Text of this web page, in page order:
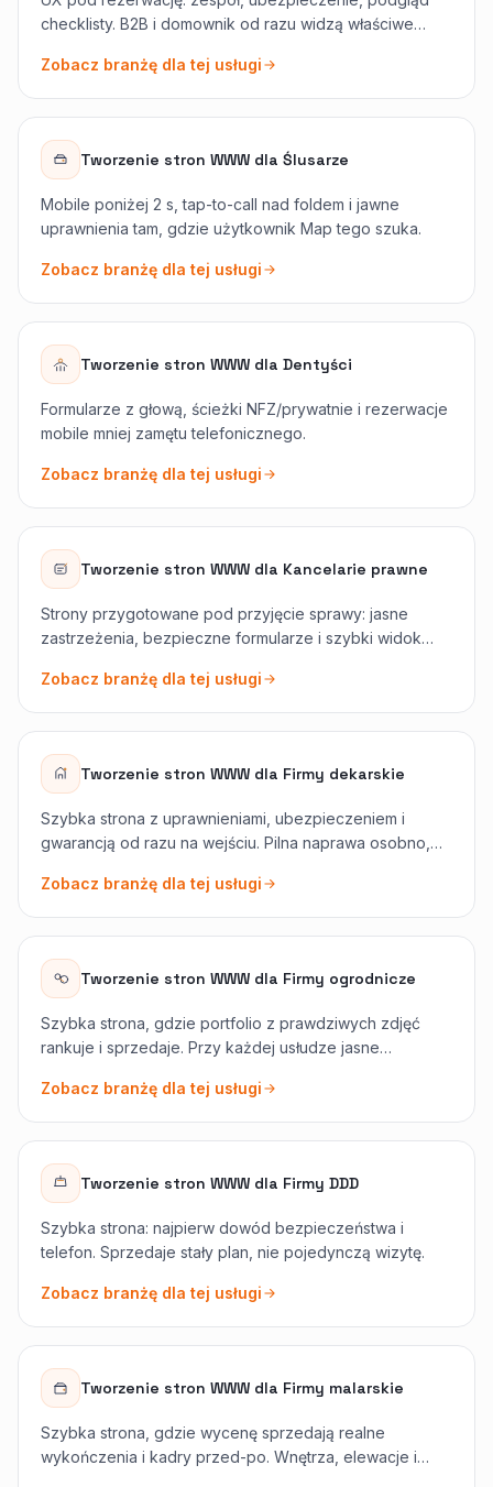
checklisty. B2B i domownik od razu widzą właściwe
Zobacz branżę dla tej usługi
Tworzenie stron WWW dla Ślusarze
Mobile poniżej 2 s, tap-to-call nad foldem i jawne
uprawnienia tam, gdzie użytkownik Map tego szuka.
Zobacz branżę dla tej usługi
Tworzenie stron WWW dla Dentyści
Formularze z głową, ścieżki NFZ/prywatnie i rezerwacje
mobile mniej zamętu telefonicznego.
Zobacz branżę dla tej usługi
Tworzenie stron WWW dla Kancelarie prawne
Strony przygotowane pod przyjęcie sprawy: jasne
zastrzeżenia, bezpieczne formularze i szybki widok
Zobacz branżę dla tej usługi
Tworzenie stron WWW dla Firmy dekarskie
Szybka strona z uprawnieniami, ubezpieczeniem i
gwarancją od razu na wejściu. Pilna naprawa osobno,
Zobacz branżę dla tej usługi
Tworzenie stron WWW dla Firmy ogrodnicze
Szybka strona, gdzie portfolio z prawdziwych zdjęć
rankuje i sprzedaje. Przy każdej usłudze jasne
Zobacz branżę dla tej usługi
Tworzenie stron WWW dla Firmy DDD
Szybka strona: najpierw dowód bezpieczeństwa i
telefon. Sprzedaje stały plan, nie pojedynczą wizytę.
Zobacz branżę dla tej usługi
Tworzenie stron WWW dla Firmy malarskie
Szybka strona, gdzie wycenę sprzedają realne
wykończenia i kadry przed-po. Wnętrza, elewacje i